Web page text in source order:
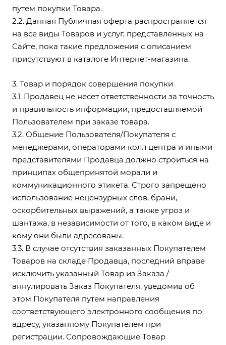
путем покупки Товара.
2.2. Данная Публичная оферта распространяется
на все виды Товаров и услуг, представленных на
Сайте, пока такие предложения с описанием
присутствуют в каталоге Интернет-магазина.
3. Товар и порядок совершения покупки
3.1. Продавец не несет ответственности за точность
и правильность информации, предоставляемой
Пользователем при заказе товара.
3.2. Общение Пользователя/Покупателя с
менеджерами, операторами колл центра и иными
представителями Продавца должно строиться на
принципах общепринятой морали и
коммуникационного этикета. Строго запрещено
использование нецензурных слов, брани,
оскорбительных выражений, а также угроз и
шантажа, в независимости от того, в каком виде и
кому они были адресованы.
3.3. В случае отсутствия заказанных Покупателем
Товаров на складе Продавца, последний вправе
исключить указанный Товар из Заказа /
аннулировать Заказ Покупателя, уведомив об
этом Покупателя путем направления
соответствующего электронного сообщения по
адресу, указанному Покупателем при
регистрации. Сопровождающие Товар